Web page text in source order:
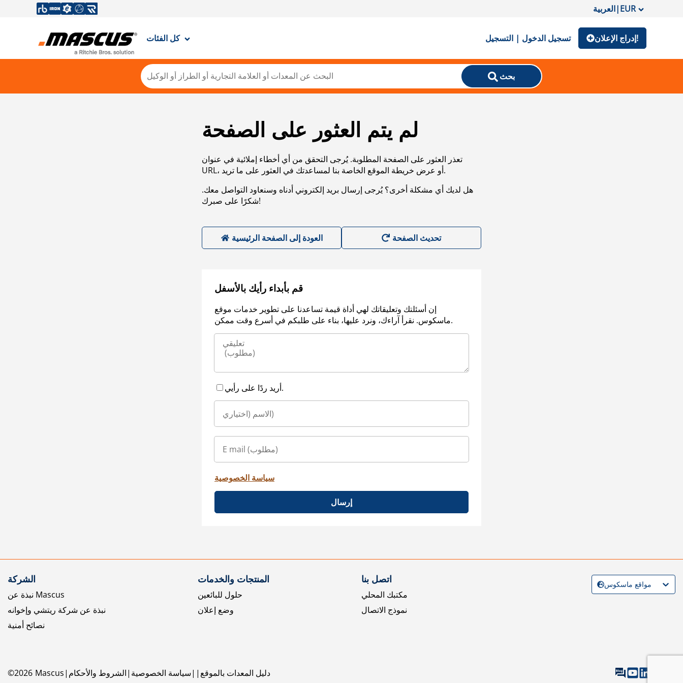
العربية|EUR
كل الفئات تسجيل الدخول | التسجيل إدراج الإعلان!
بحث
لم يتم العثور على الصفحة
تعذر العثور على الصفحة المطلوبة. يُرجى التحقق من أي أخطاء إملائية في عنوان
URL، أو عرض خريطة الموقع الخاصة بنا لمساعدتك في العثور على ما تريد.
هل لديك أي مشكلة أخرى؟ يُرجى إرسال بريد إلكتروني أدناه وسنعاود التواصل معك.
شكرًا على صبرك!
العودة إلى الصفحة الرئيسية
قم بأبداء رأيك بالأسفل
إن أسئلتك وتعليقاتك لهي أداة قيمة تساعدنا على تطوير خدمات موقع
ماسكوس. نقرأ آراءك، ونرد عليها، بناء على طلبكم في أسرع وقت ممكن.
أريد ردًا على رأيي.
سياسة الخصوصية
إرسال
الشركة
نبذة عن Mascus
نبذة عن شركة ريتشي وإخوانه
نصائح أمنية
المنتجات والخدمات
حلول للبائعين
وضع إعلان
اتصل بنا
مكتبك المحلي
نموذج الاتصال
©2026 Mascus الشروط والأحكام سياسة الخصوصية دليل المعدات بالموقع
مواقع ماسكوس